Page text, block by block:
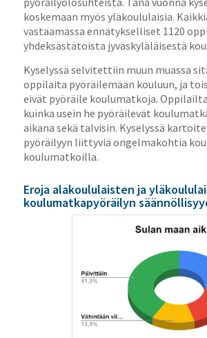
koskemaan myös yläkoululaisia.
vastaamassa ennätykselliset 1120
yhdeksästätoista jyväskyläläisestä
Kyselyssä selvitettiin muun muassa
oppilaita pyöräilemään kouluun, ja
eivät pyöräile koulumatkoja.
kuinka usein he pyöräilevät
aikana sekä talvisin. Kyselyssä
pyöräilyyn liittyviä ongelmakohtia
koulumatkoilla.
Eroja alakoululaisten ja
koulumatkapyöräilyn